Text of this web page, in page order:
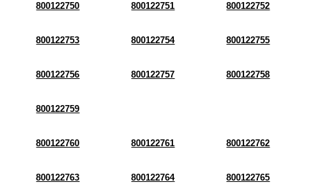
800122750 800122751 800122752
800122753 800122754 800122755
800122756 800122757 800122758
800122759
800122760 800122761 800122762
800122763 800122764 800122765